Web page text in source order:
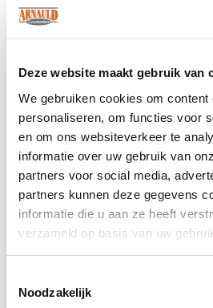
Deze website maakt gebruik van
We gebruiken cookies om content
personaliseren, om functies voor
en om ons websiteverkeer te
informatie over uw gebruik van
partners voor social media,
partners kunnen deze gegevens
informatie die u aan ze heeft
verzameld op basis van uw
Noodzakelijk
metalen steun waardoor
neergezet kan worden en
aan de bol bevestigd is.
hebben geen verzorging
amaryllis op een lichte
direct zonlicht en geniet
bloemen die zich binnen 3
ontwikkelen. Bloembollen
natuurproducten, elke bol
en heeft een andere vorm.
Dit product wordt
Heeft u vragen over dit